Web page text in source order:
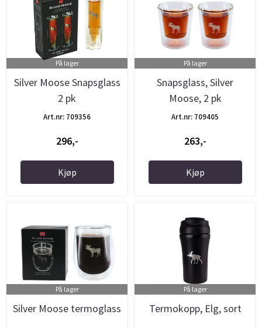
På lager
Silver Moose Snapsglass
2 pk
Art.nr: 709356
296,-
Kjøp
På lager
Snapsglass, Silver
Moose, 2 pk
Art.nr: 709405
263,-
Kjøp
På lager
Silver Moose termoglass
På lager
Termokopp, Elg, sort